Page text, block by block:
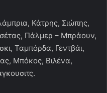
Κάτρης, Σιώπης,
Πάλμερ – Μπράουν,
Ταμπόρδα, Γεντβάι,
Μπόκος, Βιλένα,